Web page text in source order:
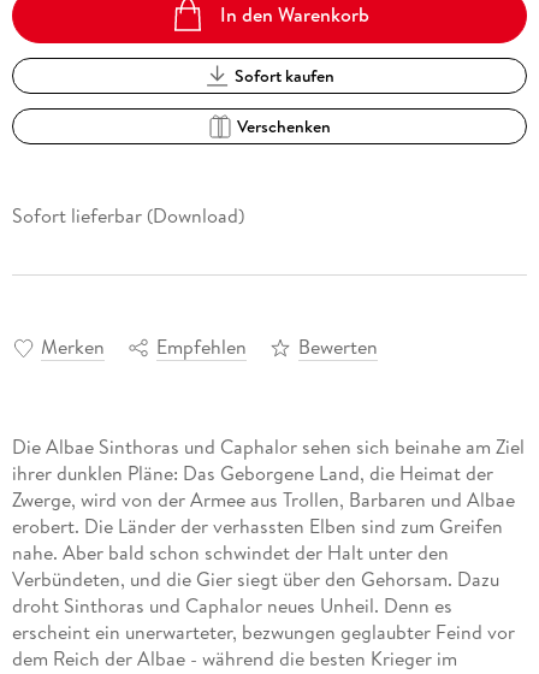
In den Warenkorb
Sofort kaufen
Verschenken
Sofort lieferbar (Download)
Merken Empfehlen Bewerten
Die Albae Sinthoras und Caphalor sehen sich beinahe am Ziel
ihrer dunklen Pläne: Das Geborgene Land, die Heimat der
Zwerge, wird von der Armee aus Trollen, Barbaren und Albae
erobert. Die Länder der verhassten Elben sind zum Greifen
nahe. Aber bald schon schwindet der Halt unter den
Verbündeten, und die Gier siegt über den Gehorsam. Dazu
droht Sinthoras und Caphalor neues Unheil. Denn es
erscheint ein unerwarteter, bezwungen geglaubter Feind vor
dem Reich der Albae - während die besten Krieger im